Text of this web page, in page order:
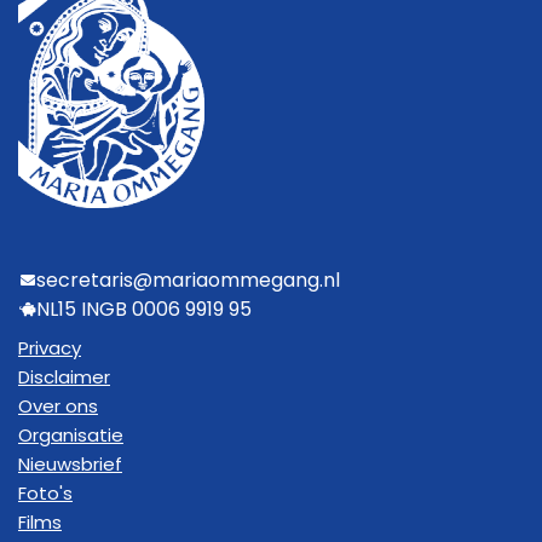
secretaris@mariaommegang.nl
NL15 INGB 0006 9919 95
Privacy
Disclaimer
Over ons
Organisatie
Nieuwsbrief
Foto's
Films